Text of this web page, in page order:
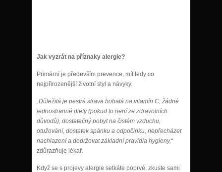
Jak vyzrát na příznaky alergie?
Primární je především prevence, mít tedy co
nejpřirozenější životní styl a návyky.
„Důležitá je pestrá strava bohatá na vitamín C, žádné
jednostranné diety (pokud to není ze zdravotních
důvodů), dostatečný pobyt na čistém vzduchu,
otužování, dostatek spánku a odpočinku, nepřecházet
nachlazení a dodržovat základní pravidla hygieny,“
zdůrazňuje lékař.
Když se s projevy alergie setkáte poprvé, zkuste sami